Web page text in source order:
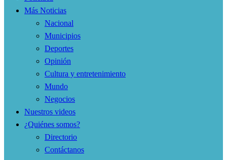
Más Noticias
Nacional
Municipios
Deportes
Opinión
Cultura y entretenimiento
Mundo
Negocios
Nuestros videos
¿Quiénes somos?
Directorio
Contáctanos